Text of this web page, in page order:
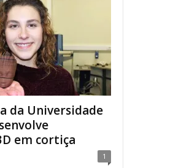
da Universidade
em cortiça
1